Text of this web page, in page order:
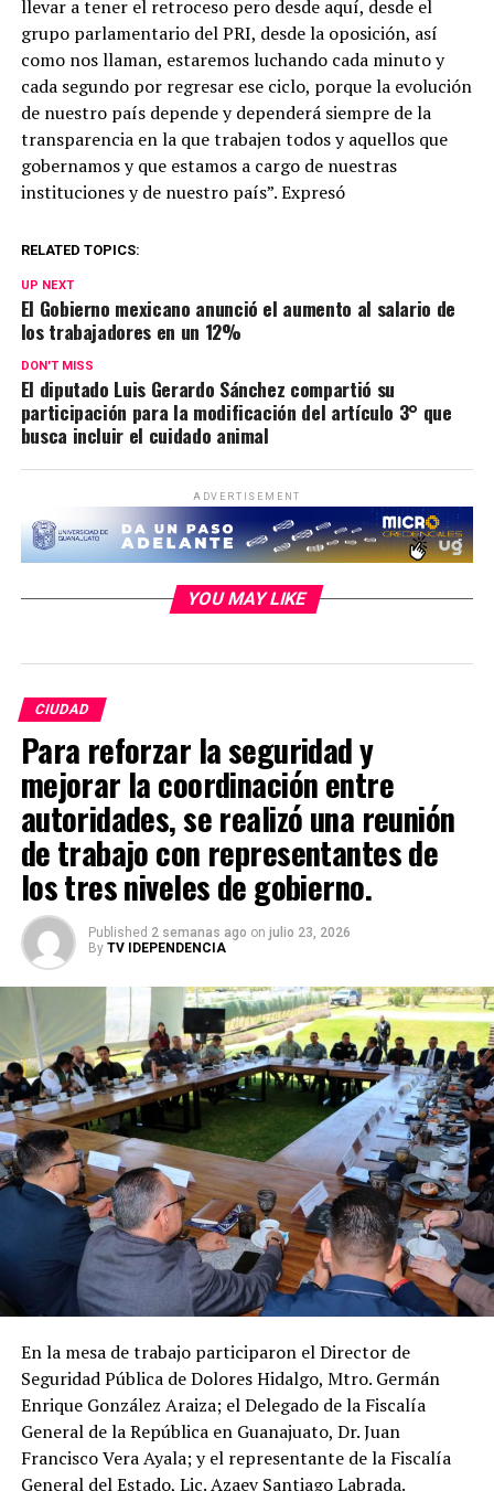
llevar a tener el retroceso pero desde aquí, desde el
grupo parlamentario del PRI, desde la oposición, así
como nos llaman, estaremos luchando cada minuto y
cada segundo por regresar ese ciclo, porque la evolución
de nuestro país depende y dependerá siempre de la
transparencia en la que trabajen todos y aquellos que
gobernamos y que estamos a cargo de nuestras
instituciones y de nuestro país”. Expresó
RELATED TOPICS:
UP NEXT
El Gobierno mexicano anunció el aumento al salario de
los trabajadores en un 12%
DON'T MISS
El diputado Luis Gerardo Sánchez compartió su
participación para la modificación del artículo 3° que
busca incluir el cuidado animal
ADVERTISEMENT
YOU MAY LIKE
CIUDAD
Para reforzar la seguridad y
mejorar la coordinación entre
autoridades, se realizó una reunión
de trabajo con representantes de
los tres niveles de gobierno.
Published 2 semanas ago on julio 23, 2026
By TV IDEPENDENCIA
En la mesa de trabajo participaron el Director de
Seguridad Pública de Dolores Hidalgo, Mtro. Germán
Enrique González Araiza; el Delegado de la Fiscalía
General de la República en Guanajuato, Dr. Juan
Francisco Vera Ayala; y el representante de la Fiscalía
General del Estado, Lic. Azaev Santiago Labrada.